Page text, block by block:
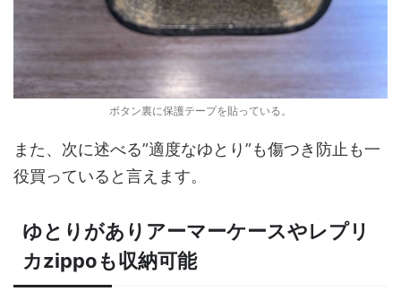
ボタン裏に保護テープを貼っている。
また、次に述べる”適度なゆとり”も傷つき防止も一
役買っていると言えます。
ゆとりがありアーマーケースやレプリ
カzippoも収納可能